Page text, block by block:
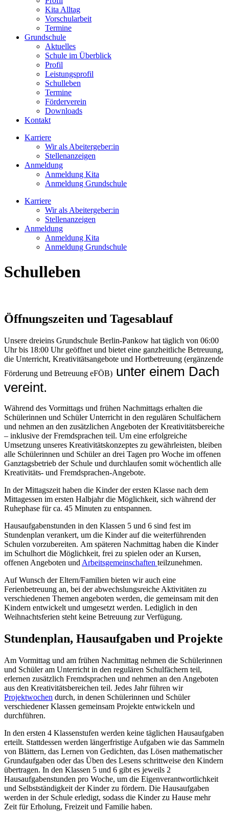
Kita Alltag
Vorschularbeit
Termine
Grundschule
Aktuelles
Schule im Überblick
Profil
Leistungsprofil
Schulleben
Termine
Förderverein
Downloads
Kontakt
Karriere
Wir als Abeitergeber:in
Stellenanzeigen
Anmeldung
Anmeldung Kita
Anmeldung Grundschule
Karriere
Wir als Abeitergeber:in
Stellenanzeigen
Anmeldung
Anmeldung Kita
Anmeldung Grundschule
Schulleben
Öffnungszeiten und Tagesablauf
Unsere dreieins Grundschule Berlin-Pankow hat täglich von 06:00
Uhr bis 18:00 Uhr geöffnet und bietet eine ganzheitliche Betreuung,
die Unterricht, Kreativitätsangebote und Hortbetreuung (ergänzende
Förderung und Betreuung eFÖB) unter einem Dach
vereint.
Während des Vormittags und frühen Nachmittags erhalten die
Schülerinnen und Schüler Unterricht in den regulären Schulfächern
und nehmen an den zusätzlichen Angeboten der Kreativitätsbereiche
– inklusive der Fremdsprachen teil. Um eine erfolgreiche
Umsetzung unseres Kreativitätskonzeptes zu gewährleisten, bleiben
alle Schülerinnen und Schüler an drei Tagen pro Woche im offenen
Ganztagsbetrieb der Schule und durchlaufen somit wöchentlich alle
Kreativitäts- und Fremdsprachen-Angebote.
In der Mittagszeit haben die Kinder der ersten Klasse nach dem
Mittagessen im ersten Halbjahr die Möglichkeit, sich während der
Ruhephase für ca. 45 Minuten zu entspannen.
Hausaufgabenstunden in den Klassen 5 und 6 sind fest im
Stundenplan verankert, um die Kinder auf die weiterführenden
Schulen vorzubereiten. Am späteren Nachmittag haben die Kinder
im Schulhort die Möglichkeit, frei zu spielen oder an Kursen,
offenen Angeboten und Arbeitsgemeinschaften teilzunehmen.
Auf Wunsch der Eltern/Familien bieten wir auch eine
Ferienbetreuung an, bei der abwechslungsreiche Aktivitäten zu
verschiedenen Themen angeboten werden, die gemeinsam mit den
Kindern entwickelt und umgesetzt werden. Lediglich in den
Weihnachtsferien steht keine Betreuung zur Verfügung.
Stundenplan, Hausaufgaben und Projekte
Am Vormittag und am frühen Nachmittag nehmen die Schülerinnen
und Schüler am Unterricht in den regulären Schulfächern teil,
erlernen zusätzlich Fremdsprachen und nehmen an den Angeboten
aus den Kreativitätsbereichen teil. Jedes Jahr führen wir
Projektwochen durch, in denen Schülerinnen und Schüler
verschiedener Klassen gemeinsam Projekte entwickeln und
durchführen.
In den ersten 4 Klassenstufen werden keine täglichen Hausaufgaben
erteilt. Stattdessen werden längerfristige Aufgaben wie das Sammeln
von Blättern, das Lernen von Gedichten, das Lösen mathematischer
Grundaufgaben oder das Üben des Lesens schrittweise den Kindern
übertragen. In den Klassen 5 und 6 gibt es jeweils 2
Hausaufgabenstunden pro Woche, um die Eigenverantwortlichkeit
und Selbstständigkeit der Kinder zu fördern. Die Hausaufgaben
werden in der Schule erledigt, sodass die Kinder zu Hause mehr
Zeit für Erholung, Freizeit und Familie haben.